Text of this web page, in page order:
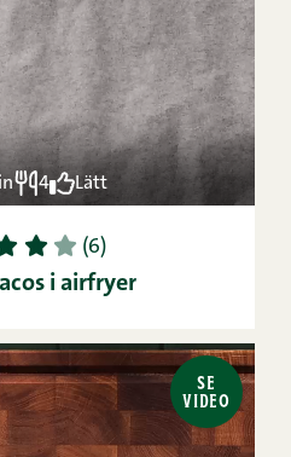
4 Lätt
3 4 5 (6)
i airfryer
SE
VIDEO